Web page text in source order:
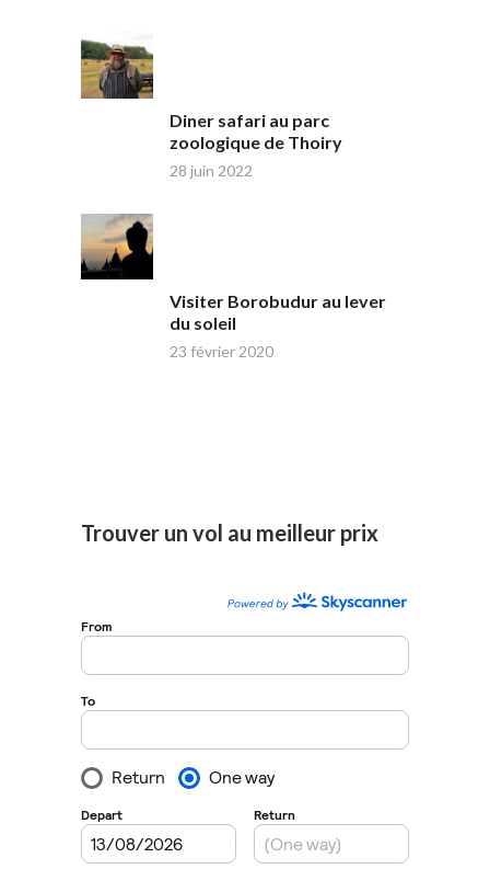
Diner safari au parc
zoologique de Thoiry
28 juin 2022
Visiter Borobudur au lever
du soleil
23 février 2020
Trouver un vol au meilleur prix